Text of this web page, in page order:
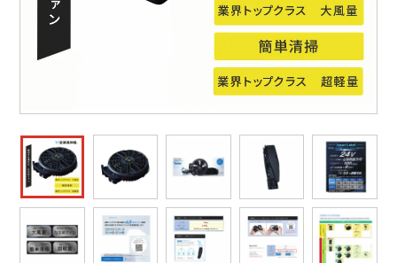
コンプレッションウェア
安全保護具
レインウェア・カッパ
コンプレッションウェアランキング
作業用ポロシャツランキング
作業用手袋ランキング
レインウェアランキング
ボンマックス
GUSH FORCE
GDジャパン カーシーカシマ
シンメン 日進ゴム
運送・倉庫作業服
清掃・ビルメンテ作業服
夜間・高視認性安全服